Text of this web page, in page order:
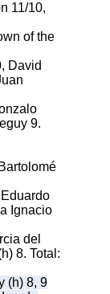
11/10,
of the
David
9.
Ignacio
del
8. Total:
(h) 8, 9